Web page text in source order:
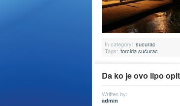
In category: sucurac
Tags: torcida sućurac
Da ko je ovo lipo
Written by:
admin